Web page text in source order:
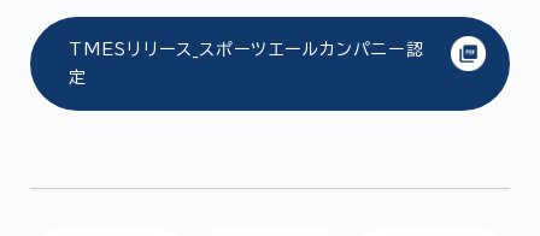
TMESリリース_スポーツエールカンパニー認
定